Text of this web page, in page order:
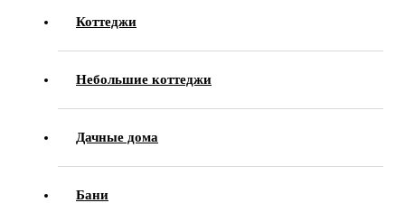
Коттеджи
Небольшие коттеджи
Дачные дома
Бани